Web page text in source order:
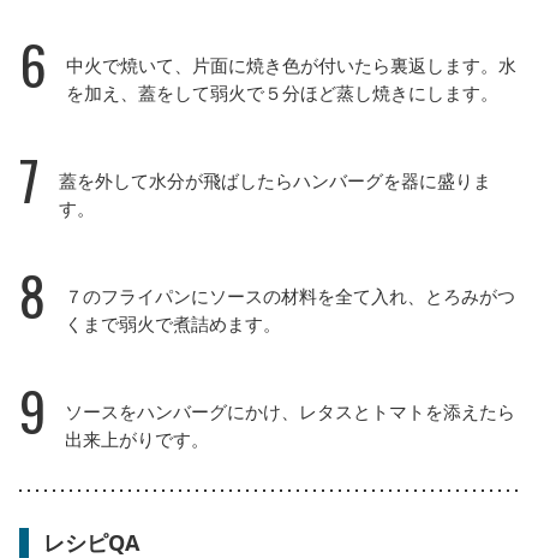
6
中火で焼いて、片面に焼き色が付いたら裏返します。水
を加え、蓋をして弱火で５分ほど蒸し焼きにします。
7
蓋を外して水分が飛ばしたらハンバーグを器に盛りま
す。
8
７のフライパンにソースの材料を全て入れ、とろみがつ
くまで弱火で煮詰めます。
9
ソースをハンバーグにかけ、レタスとトマトを添えたら
出来上がりです。
レシピQA